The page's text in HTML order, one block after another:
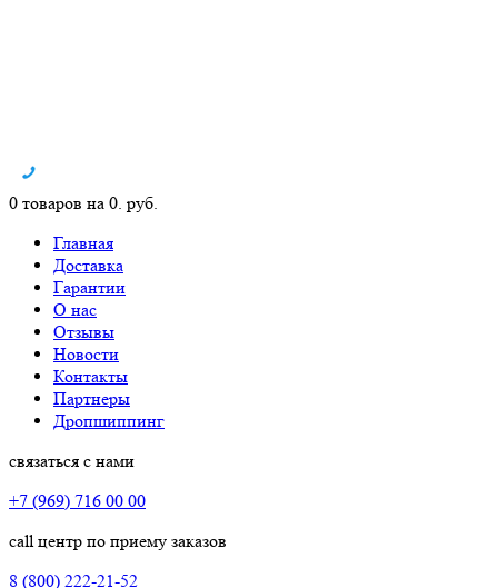
0 товаров на 0. руб.
Главная
Доставка
Гарантии
О нас
Отзывы
Новости
Контакты
Партнеры
Дропшиппинг
связаться с нами
+7 (969) 716 00 00
call центр по приему заказов
8 (800) 222-21-52